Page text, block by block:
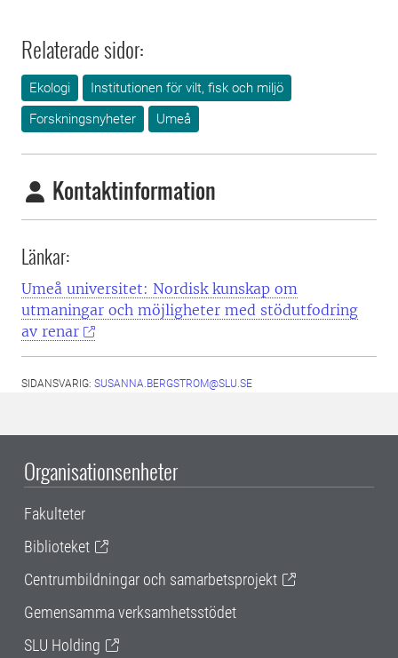
Relaterade sidor:
Ekologi
Institutionen för vilt, fisk och miljö
Forskningsnyheter
Umeå
Kontaktinformation
Länkar:
Umeå universitet: Nordisk kunskap om
utmaningar och möjligheter med stödutfodring
av renar
SIDANSVARIG: SUSANNA.BERGSTROM@SLU.SE
Organisationsenheter
Fakulteter
Biblioteket
Centrumbildningar och samarbetsprojekt
Gemensamma verksamhetsstödet
SLU Holding